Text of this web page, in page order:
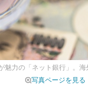
魅力の「ネット銀行」。海
写真ページを見る